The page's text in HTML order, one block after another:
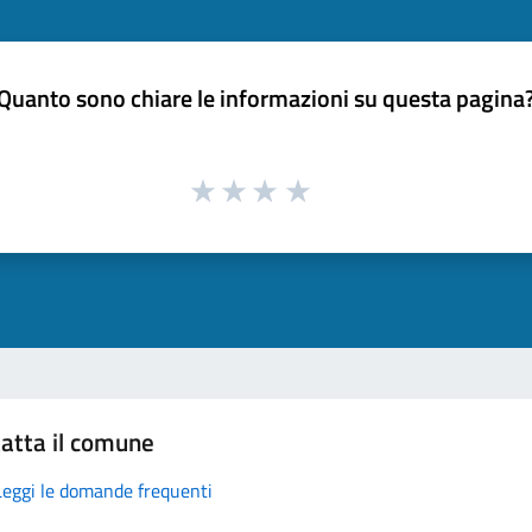
sono chiare le informazioni su questa
il comune
le domande frequenti